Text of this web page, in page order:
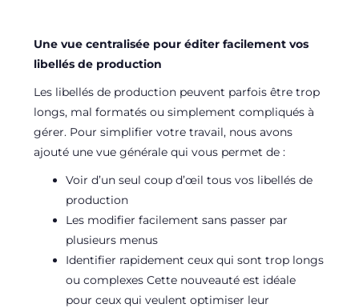
Une vue centralisée pour éditer facilement vos
libellés de production
Les libellés de production peuvent parfois être trop
longs, mal formatés ou simplement compliqués à
gérer. Pour simplifier votre travail, nous avons
ajouté unevue générale qui vous permet de :
Voir d’un seul coup d’œil tous vos libellés de
production
Les modifier facilement sans passer par
plusieurs menus
Identifier rapidement ceux qui sont trop longs
ou complexes Cette nouveauté est idéale
pour ceux qui veulentoptimiser leur